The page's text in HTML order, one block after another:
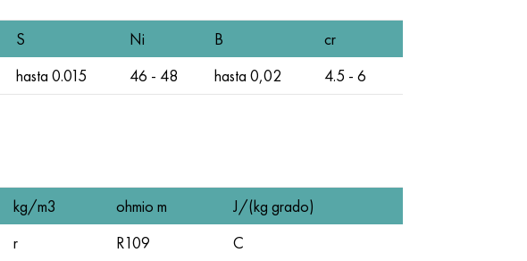
S Ni B
cr
hasta 0.015 46 - 48 hasta 0,02 4.5 - 6
kg/m3 ohmio m
J/(kg grado)
r R109
C